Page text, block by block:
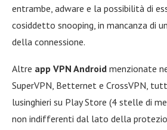
entrambe, adware e la possibilità di
cosiddetto snooping, in mancanza di
della connessione.
Altre app VPN Android menzionate
SuperVPN, Betternet e CrossVPN,
lusinghieri su Play Store (4 stelle di
non indifferenti dal lato della